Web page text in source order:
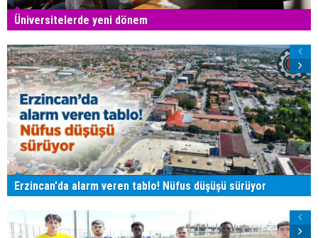
Üniversitelerde yeni dönem
Erzincan'da alarm veren tablo! Nüfus düşüşü sürüyor